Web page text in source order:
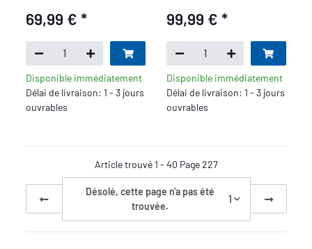
Felgenbeast - 7 pièces
69,99 €*
Disponible immédiatement
Délai de livraison: 1 - 3 jours
ouvrables
99,99 € *
Disponible immédiatement
Délai de livraison: 1 - 3 jours
ouvrables
Article trouvé 1 - 40 Page 227
Désolé, cette page n'a pas été
trouvée.
1